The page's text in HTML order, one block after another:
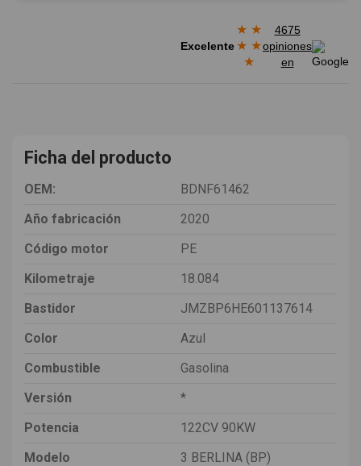
Excelente
★ ★
★ ★
★
4675
opiniones
en
Ficha del producto
OEM:
BDNF61462
Año fabricación
2020
Código motor
PE
Kilometraje
18.084
Bastidor
JMZBP6HE601137614
Color
Azul
Combustible
Gasolina
Versión
*
Potencia
122CV 90KW
Modelo
3 BERLINA (BP)